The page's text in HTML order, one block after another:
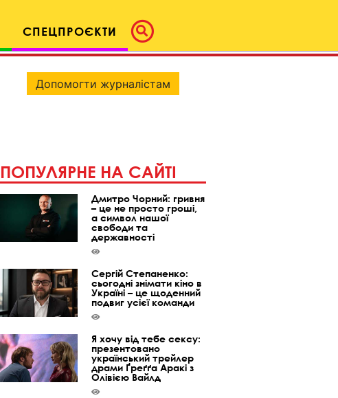
СПЕЦПРОЄКТИ
Допомогти журналістам
ПОПУЛЯРНЕ НА САЙТІ
Дмитро Чорний: гривня
– це не просто гроші,
а символ нашої
свободи та
державності
Сергій Степаненко:
сьогодні знімати кіно в
Україні – це щоденний
подвиг усієї команди
Я хочу від тебе сексу:
презентовано
український трейлер
драми Ґреґґа Аракі з
Олівією Вайлд